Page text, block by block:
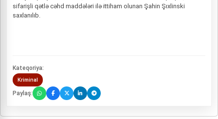
sifarişli qətlə cəhd maddələri ilə ittiham olunan Şahin Şıxlinski
saxlanılıb.
Kateqoriya:
Kriminal
Paylaş: